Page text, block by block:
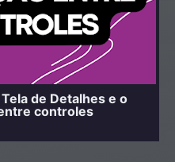
de Detalhes e o
controles